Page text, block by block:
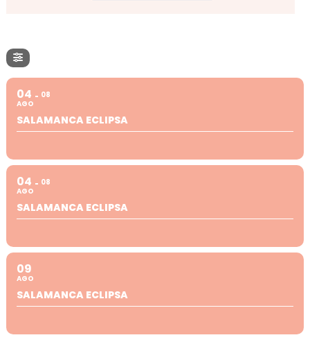
04
AGO
08
SALAMANCA ECLIPSA
04
AGO
08
SALAMANCA ECLIPSA
09
AGO
SALAMANCA ECLIPSA